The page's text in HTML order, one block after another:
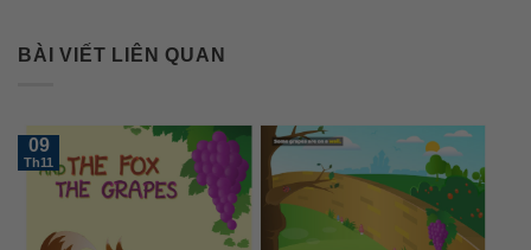
BÀI VIẾT LIÊN QUAN
09
Th11